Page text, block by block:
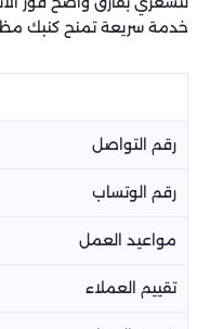
خدمة سريعة تمنح كنبك
رقم التواصل
رقم الوتساب
مواعيد العمل
تقييم العملاء